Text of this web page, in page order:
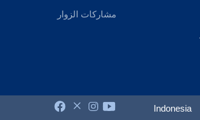
مشاركات الزوار
Indonesia